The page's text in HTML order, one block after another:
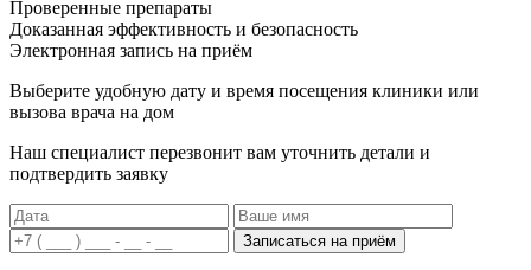
Проверенные препараты
Доказанная эффективность и безопасность
Электронная запись на приём
Выберите удобную дату и время посещения клиники или
вызова врача на дом
Наш специалист перезвонит вам уточнить детали и
подтвердить заявку
Записаться на приём